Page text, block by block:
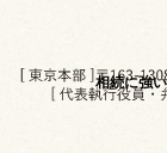
相続に強